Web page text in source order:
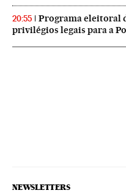
20:55
Programa eleitoral
privilégios legais para a
NEWSLETTERS